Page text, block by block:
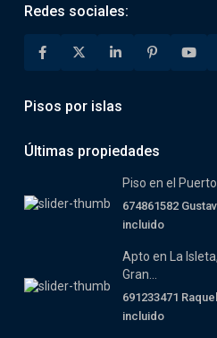
Redes sociales:
Pisos por islas
Últimas propiedades
Piso en el Puerto
674861582
incluido
Apto en La
Gran...
691233471 Raquel
incluido